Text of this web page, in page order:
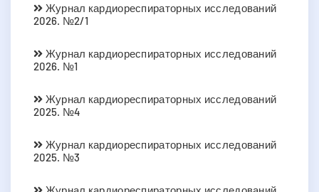
Журнал кардиореспираторных исследований
2026. №2/1
Журнал кардиореспираторных исследований
2026. №1
Журнал кардиореспираторных исследований
2025. №4
Журнал кардиореспираторных исследований
2025. №3